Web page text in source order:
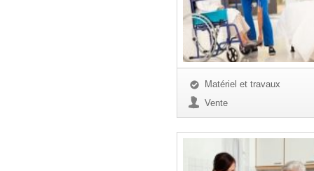
Matériel et travaux
Vente